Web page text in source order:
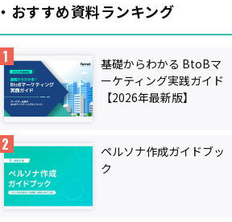
・おすすめ資料ランキング
基礎からわかる BtoBマ
ーケティング実践ガイド
【2026年最新版】
ペルソナ作成ガイドブッ
ク